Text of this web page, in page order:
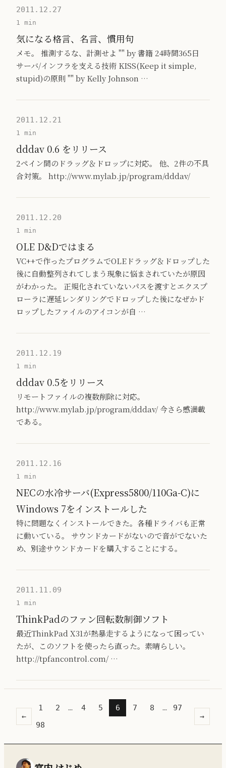
2011.12.27
1 min
気になる格言、名言、慣用句
メモ。 推測するな、計測せよ "" by 書籍 24時間365日
サーバ/インフラを支える技術 KISS(Keep it simple,
stupid)の原則 "" by Kelly Johnson …
2011.12.21
1 min
dddav 0.6 をリリース
2ペイン間のドラッグ＆ドロップに対応。 他、2件の不具
合対策。 http://www.mylab.jp/program/dddav/
2011.12.20
1 min
OLE D&Dではまる
VC++で作ったプログラムでOLEドラッグ＆ドロップした
後に自動整列されてしまう現象に悩まされていたが原因
がわかった。 正規化されていないパスを渡すとエクスプ
ローラに遅延レンダリングでドロップした後になぜかド
ロップしたファイルのアイコンが自 …
2011.12.19
1 min
dddav 0.5をリリース
リモートファイルの複数削除に対応。
http://www.mylab.jp/program/dddav/ 今さら感満載
である。
2011.12.16
1 min
NECの水冷サーバ(Express5800/110Ga-C)に
Windows 7をインストールした
特に問題なくインストールできた。各種ドライバも正常
に動いている。 サウンドカードがないので音がでないた
め、別途サウンドカードを購入することにする。
2011.11.09
1 min
ThinkPadのファン回転数制御ソフト
最近ThinkPad X31が熱暴走するようになって困ってい
たが、このソフトを使ったら直った。素晴らしい。
http://tpfancontrol.com/ …
←
1 2 … 4 5 6 7 8 …
97
98
→